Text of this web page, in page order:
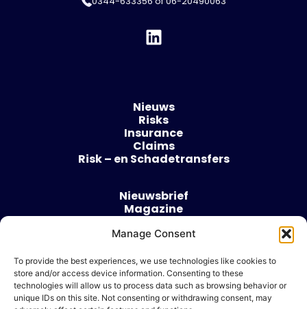
Manage Consent
To provide the best experiences, we use technologies like cookies to
store and/or access device information. Consenting to these
technologies will allow us to process data such as browsing behavior or
unique IDs on this site. Not consenting or withdrawing consent, may
Nieuws
Risks
Insurance
Claims
Risk – en Schadetransfers
Nieuwsbrief
Magazine
Evenementen
Over
Algemene voorwaarden
Cookie beleid